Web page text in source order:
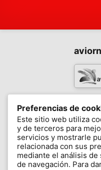
-
Preferencias de
Este sitio web utiliza
y de terceros para
servicios y mostrarle
relacionada con sus
mediante el análisis de
de navegación. Para